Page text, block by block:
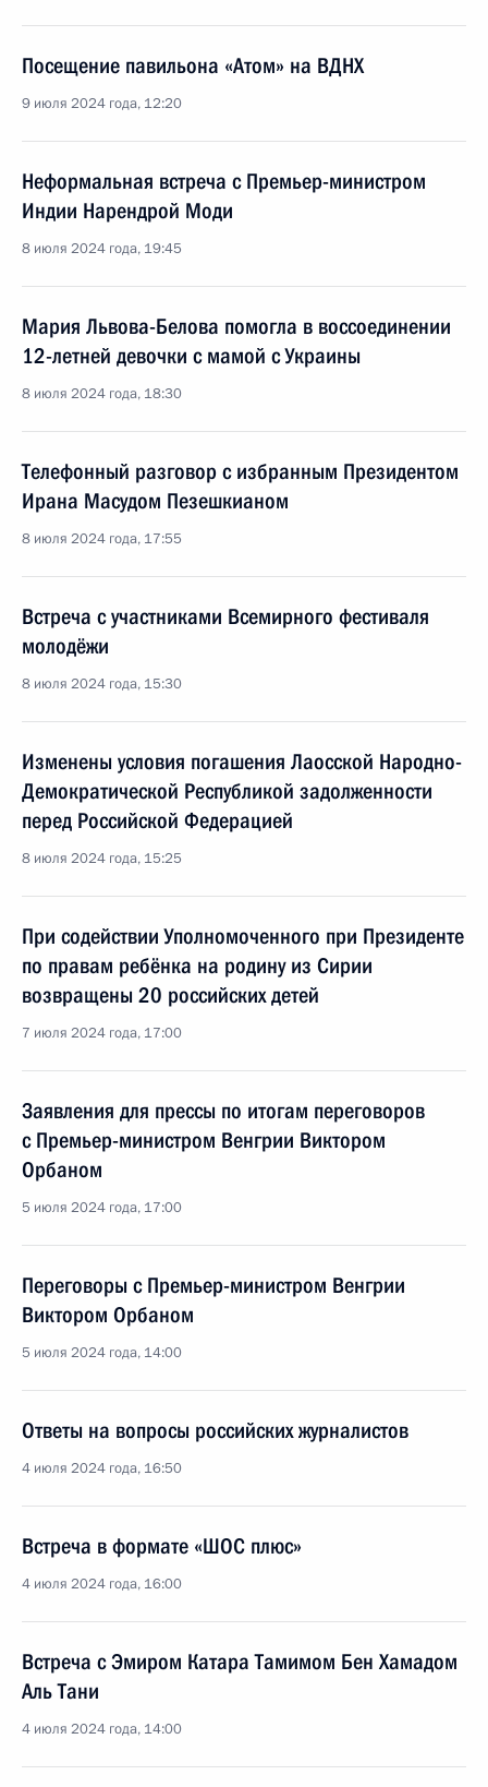
Посещение павильона «Атом» на ВДНХ
9 июля 2024 года, 12:20
Неформальная встреча с Премьер-министром
Индии Нарендрой Моди
8 июля 2024 года, 19:45
Мария Львова-Белова помогла в воссоединении
12-летней девочки с мамой с Украины
8 июля 2024 года, 18:30
Телефонный разговор с избранным Президентом
Ирана Масудом Пезешкианом
8 июля 2024 года, 17:55
Встреча с участниками Всемирного фестиваля
молодёжи
8 июля 2024 года, 15:30
Изменены условия погашения Лаосской Народно-
Демократической Республикой задолженности
перед Российской Федерацией
8 июля 2024 года, 15:25
При содействии Уполномоченного при Президенте
по правам ребёнка на родину из Сирии
возвращены 20 российских детей
7 июля 2024 года, 17:00
Заявления для прессы по итогам переговоров
с Премьер-министром Венгрии Виктором
Орбаном
5 июля 2024 года, 17:00
Переговоры с Премьер-министром Венгрии
Виктором Орбаном
5 июля 2024 года, 14:00
Ответы на вопросы российских журналистов
4 июля 2024 года, 16:50
Встреча в формате «ШОС плюс»
4 июля 2024 года, 16:00
Встреча с Эмиром Катара Тамимом Бен Хамадом
Аль Тани
4 июля 2024 года, 14:00